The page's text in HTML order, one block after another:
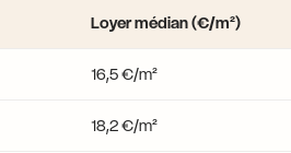
Loyer médian (€/m²)
16,5 €/m²
18,2 €/m²